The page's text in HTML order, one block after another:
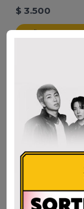
$ 3.500